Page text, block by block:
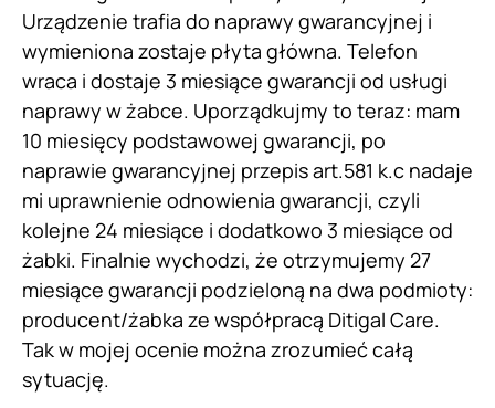
Urządzenie trafia do naprawy gwarancyjnej i
wymieniona zostaje płyta główna. Telefon
wraca i dostaje 3 miesiące gwarancji od usługi
naprawy w żabce. Uporządkujmy to teraz: mam
10 miesięcy podstawowej gwarancji, po
naprawie gwarancyjnej przepis art.581 k.c nadaje
mi uprawnienie odnowienia gwarancji, czyli
kolejne 24 miesiące i dodatkowo 3 miesiące od
żabki. Finalnie wychodzi, że otrzymujemy 27
miesiące gwarancji podzieloną na dwa podmioty:
producent/żabka ze współpracą Ditigal Care.
Tak w mojej ocenie można zrozumieć całą
sytuację.